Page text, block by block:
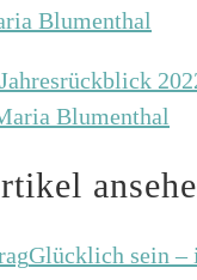
Blumenthal
Jahresrückblick
Blumenthal
Glücklich sein –